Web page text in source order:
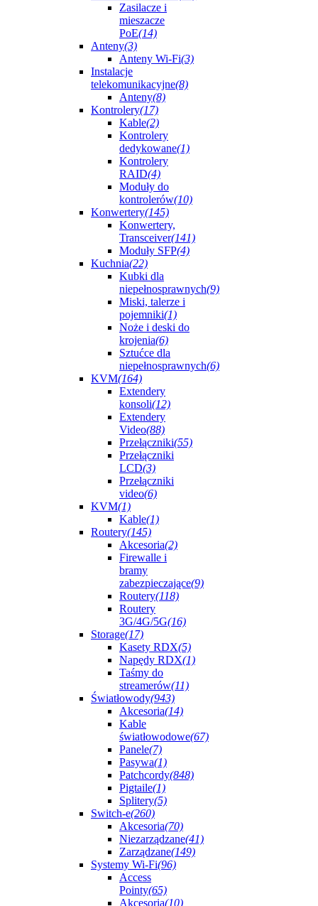
Zasilacze i
mieszacze
PoE(14)
Anteny(3)
Anteny Wi-Fi(3)
Instalacje
telekomunikacyjne(8)
Anteny(8)
Kontrolery(17)
Kable(2)
Kontrolery
dedykowane(1)
Kontrolery
RAID(4)
Moduły do
kontrolerów(10)
Konwertery(145)
Konwertery,
Transceiver(141)
Moduły SFP(4)
Kuchnia(22)
Kubki dla
niepełnosprawnych(9)
Miski, talerze i
pojemniki(1)
Noże i deski do
krojenia(6)
Sztućce dla
niepełnosprawnych(6)
KVM(164)
Extendery
konsoli(12)
Extendery
Video(88)
Przełączniki(55)
Przełączniki
LCD(3)
Przełączniki
video(6)
KVM(1)
Kable(1)
Routery(145)
Akcesoria(2)
Firewalle i
bramy
zabezpieczające(9)
Routery(118)
Routery
3G/4G/5G(16)
Storage(17)
Kasety RDX(5)
Napędy RDX(1)
Taśmy do
streamerów(11)
Światłowody(943)
Akcesoria(14)
Kable
światłowodowe(67)
Panele(7)
Pasywa(1)
Patchcordy(848)
Pigtaile(1)
Splitery(5)
Switch-e(260)
Akcesoria(70)
Niezarządzane(41)
Zarządzane(149)
Systemy Wi-Fi(96)
Access
Pointy(65)
Akcesoria(10)